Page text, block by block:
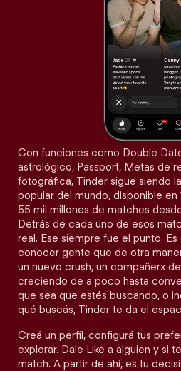
Con funciones como Double
astrológico, Passport, Metas de
fotográfica, Tinder sigue siendo
popular del mundo, disponible en
55 mil millones de matches
Detrás de cada uno de esos
real. Ese siempre fue el punto.
conocer gente que de otra
un nuevo crush, un compañerx
creciendo de a poco hasta
que sea que estés buscando, o
qué buscás, Tinder te da el
Creá un perfil, configurá tus
explorar. Dale Like a alguien y si
match. A partir de ahí, es tu